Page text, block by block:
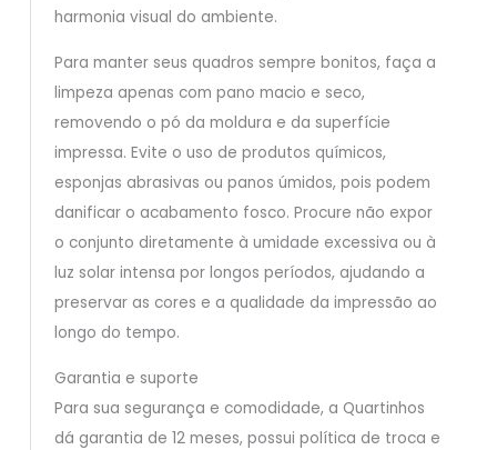
harmonia visual do ambiente.
Para manter seus quadros sempre bonitos, faça a
limpeza apenas com pano macio e seco,
removendo o pó da moldura e da superfície
impressa. Evite o uso de produtos químicos,
esponjas abrasivas ou panos úmidos, pois podem
danificar o acabamento fosco. Procure não expor
o conjunto diretamente à umidade excessiva ou à
luz solar intensa por longos períodos, ajudando a
preservar as cores e a qualidade da impressão ao
longo do tempo.
Garantia e suporte
Para sua segurança e comodidade, a Quartinhos
dá garantia de 12 meses, possui política de troca e